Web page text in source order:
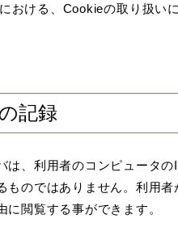
おける、Cookieの取り扱い
記録
は、利用者のコンピュータ
ものではありません。利用
に閲覧する事ができます。